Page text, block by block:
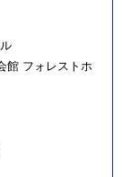
館 フォレストホ